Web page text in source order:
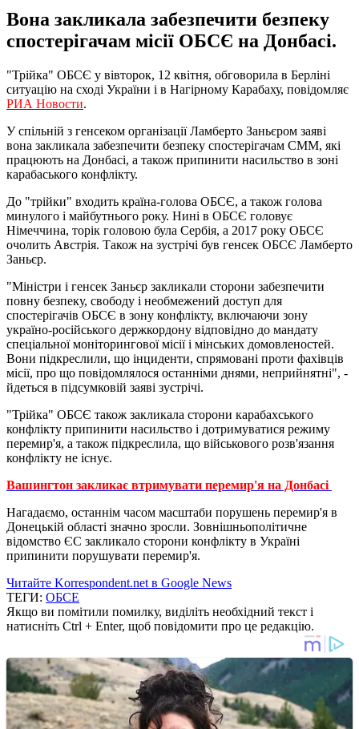
Вона закликала забезпечити безпеку
спостерігачам місії ОБСЄ на Донбасі.
"Трійка" ОБСЄ у вівторок, 12 квітня, обговорила в Берліні
ситуацію на сході України і в Нагірному Карабаху, повідомляє
РИА Новости.
У спільній з генсеком організації Ламберто Заньєром заяві
вона закликала забезпечити безпеку спостерігачам СММ, які
працюють на Донбасі, а також припинити насильство в зоні
карабаського конфлікту.
До "трійки" входить країна-голова ОБСЄ, а також голова
минулого і майбутнього року. Нині в ОБСЄ головує
Німеччина, торік головою була Сербія, а 2017 року ОБСЄ
очолить Австрія. Також на зустрічі був генсек ОБСЄ Ламберто
Заньєр.
"Міністри і генсек Заньєр закликали сторони забезпечити
повну безпеку, свободу і необмежений доступ для
спостерігачів ОБСЄ в зону конфлікту, включаючи зону
україно-російського держкордону відповідно до мандату
спеціальної моніторингової місії і мінських домовленостей.
Вони підкреслили, що інциденти, спрямовані проти фахівців
місії, про що повідомлялося останніми днями, неприйнятні", -
йдеться в підсумковій заяві зустрічі.
"Трійка" ОБСЄ також закликала сторони карабахського
конфлікту припинити насильство і дотримуватися режиму
перемир'я, а також підкреслила, що військового розв'язання
конфлікту не існує.
Вашингтон закликає втримувати перемир'я на Донбасі
Нагадаємо, останнім часом масштаби порушень перемир'я в
Донецькій області значно зросли. Зовнішньополітичне
відомство ЄС закликало сторони конфлікту в Україні
припинити порушувати перемир'я.
Читайте Korrespondent.net в Google News
ТЕГИ: ОБСЕ
Якщо ви помітили помилку, виділіть необхідний текст і
натисніть Ctrl + Enter, щоб повідомити про це редакцію.